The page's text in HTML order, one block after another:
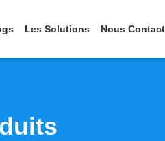
Les Solutions Nous